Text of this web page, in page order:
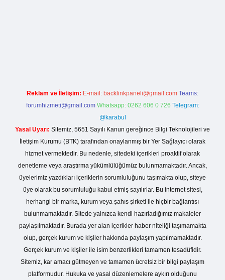
Reklam ve İletişim: E-mail: backlinkpaneli@gmail.com Teams:
forumhizmeti@gmail.com Whatsapp: 0262 606 0 726 Telegram:
@karabul
Yasal Uyarı: Sitemiz, 5651 Sayılı Kanun gereğince Bilgi Teknolojileri ve
İletişim Kurumu (BTK) tarafından onaylanmış bir Yer Sağlayıcı olarak
hizmet vermektedir. Bu nedenle, sitedeki içerikleri proaktif olarak
denetleme veya araştırma yükümlülüğümüz bulunmamaktadır. Ancak,
üyelerimiz yazdıkları içeriklerin sorumluluğunu taşımakta olup, siteye
üye olarak bu sorumluluğu kabul etmiş sayılırlar. Bu internet sitesi,
herhangi bir marka, kurum veya şahıs şirketi ile hiçbir bağlantısı
bulunmamaktadır. Sitede yalnızca kendi hazırladığımız makaleler
paylaşılmaktadır. Burada yer alan içerikler haber niteliği taşımamakta
olup, gerçek kurum ve kişiler hakkında paylaşım yapılmamaktadır.
Gerçek kurum ve kişiler ile isim benzerlikleri tamamen tesadüfidir.
Sitemiz, kar amacı gütmeyen ve tamamen ücretsiz bir bilgi paylaşım
platformudur. Hukuka ve yasal düzenlemelere aykırı olduğunu